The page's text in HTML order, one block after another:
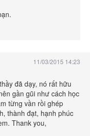
11/03/2015 14:23
đã dạy, nó rất hữu
gần gũi như cách học
từng vần rồi ghép
thành đạt, hạnh phúc
Thank you,